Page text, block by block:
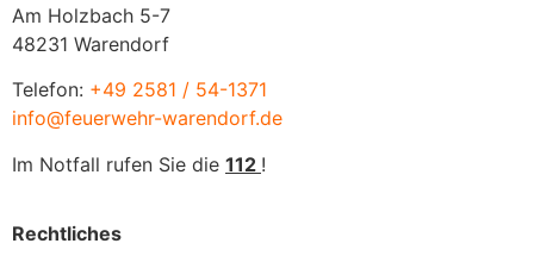
Am Holzbach 5-7
48231 Warendorf
Telefon: +49 2581 / 54-1371
info@feuerwehr-warendorf.de
Im Notfall rufen Sie die 112 !
Rechtliches